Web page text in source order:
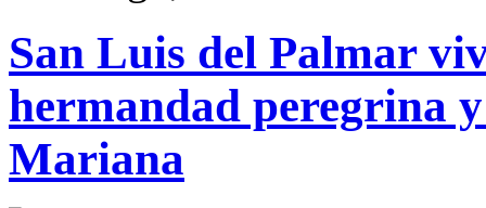
San Luis del Palmar
hermandad peregrina
Mariana